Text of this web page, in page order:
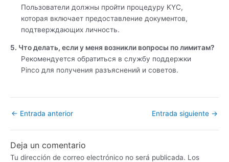
Пользователи должны пройти процедуру KYC,
которая включает предоставление документов,
подтверждающих личность.
5. Что делать, если у меня возникли вопросы по лимитам?
Рекомендуется обратиться в службу поддержки
Pinco для получения разъяснений и советов.
← Entrada anterior Entrada siguiente →
Deja un comentario
Tu dirección de correo electrónico no será publicada. Los